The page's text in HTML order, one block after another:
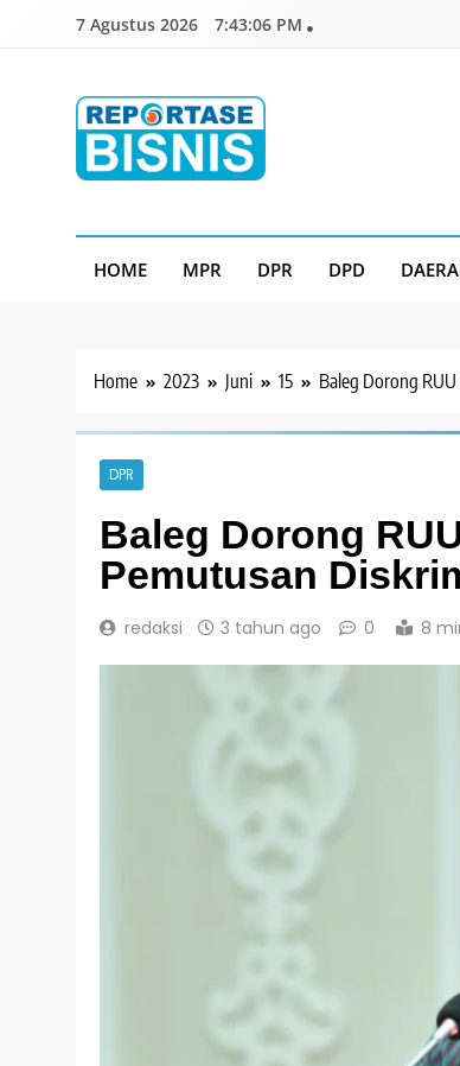
7 Agustus 2026 7:43:07 PM
HOME MPR DPR DPD
Home 2023 Juni 15 Baleg Dorong
DPR
Baleg Dorong
Pemutusan
redaksi 3 tahun ago 0 8